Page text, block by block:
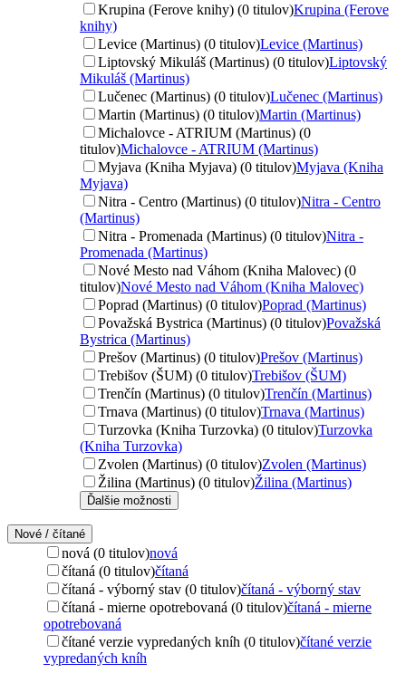
Krupina (Ferove knihy) (0 titulov)Krupina (Ferove
knihy)
Levice (Martinus) (0 titulov)Levice (Martinus)
Liptovský Mikuláš (Martinus) (0 titulov)Liptovský
Mikuláš (Martinus)
Lučenec (Martinus) (0 titulov)Lučenec (Martinus)
Martin (Martinus) (0 titulov)Martin (Martinus)
Michalovce - ATRIUM (Martinus) (0
titulov)Michalovce - ATRIUM (Martinus)
Myjava (Kniha Myjava) (0 titulov)Myjava (Kniha
Myjava)
Nitra - Centro (Martinus) (0 titulov)Nitra - Centro
(Martinus)
Nitra - Promenada (Martinus) (0 titulov)Nitra -
Promenada (Martinus)
Nové Mesto nad Váhom (Kniha Malovec) (0
titulov)Nové Mesto nad Váhom (Kniha Malovec)
Poprad (Martinus) (0 titulov)Poprad (Martinus)
Považská Bystrica (Martinus) (0 titulov)Považská
Bystrica (Martinus)
Prešov (Martinus) (0 titulov)Prešov (Martinus)
Trebišov (ŠUM) (0 titulov)Trebišov (ŠUM)
Trenčín (Martinus) (0 titulov)Trenčín (Martinus)
Trnava (Martinus) (0 titulov)Trnava (Martinus)
Turzovka (Kniha Turzovka) (0 titulov)Turzovka
(Kniha Turzovka)
Zvolen (Martinus) (0 titulov)Zvolen (Martinus)
Žilina (Martinus) (0 titulov)Žilina (Martinus)
Ďalšie možnosti
Nové / čítané
nová (0 titulov)nová
čítaná (0 titulov)čítaná
čítaná - výborný stav (0 titulov)čítaná - výborný stav
čítaná - mierne opotrebovaná (0 titulov)čítaná - mierne
opotrebovaná
čítané verzie vypredaných kníh (0 titulov)čítané verzie
vypredaných kníh